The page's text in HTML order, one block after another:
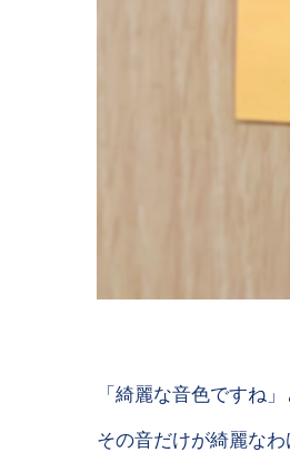
「綺麗な音色ですね
その音だけが綺麗な